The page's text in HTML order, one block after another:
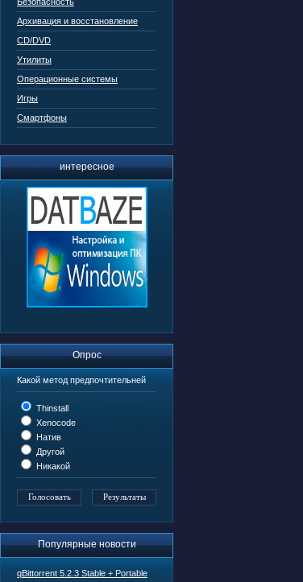
Архивация и восстановление
CD/DVD
Утилиты
Операционные системы
Игры
Смартфоны
интересное
Опрос
Какой метод предпочтительней
Thinstall
Xenocode
Натив
Другой
Никакой
Популярные новости
qBittorrent 5.2.3 Stable + Portable